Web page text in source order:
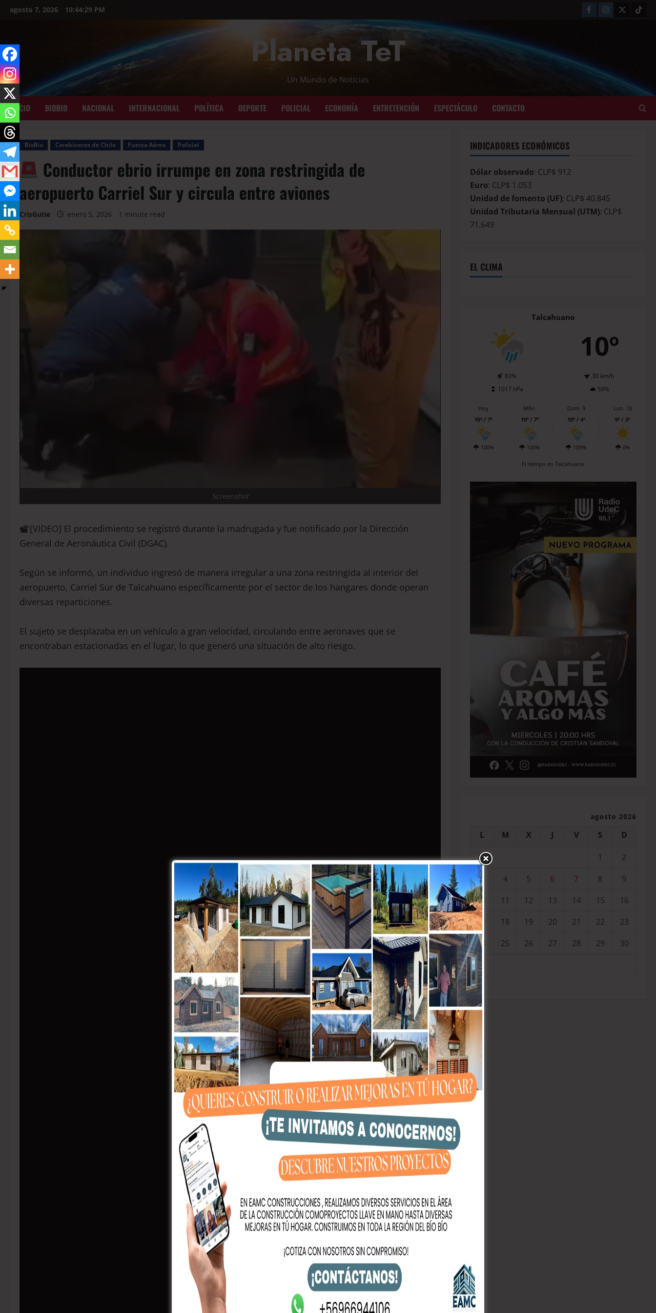
agosto 7, 2026 10:44:31 PM
Planeta TeT
Un Mundo de Noticias
INICIO BIOBIO NACIONAL INTERNACIONAL POLÍTICA DEPORTE POLICIAL ECONOMÍA ENTRETENCIÓN ESPECTÁCULO CONTACTO
BioBio Carabineros de Chile Fuerza Aérea Policial
Conductor ebrio irrumpe en zona restringida de
aeropuerto Carriel Sur y circula entre aviones
CrisGutie enero 5, 2026 1 minute read
Screenshot
[VIDEO] El procedimiento se registró durante la madrugada y fue notificado por la Dirección
General de Aeronáutica Civil (DGAC).
Según se informó, un individuo ingresó de manera irregular a una zona restringida al interior del
aeropuerto, Carriel Sur de Talcahuano específicamente por el sector de los hangares donde operan
diversas reparticiones.
El sujeto se desplazaba en un vehículo a gran velocidad, circulando entre aeronaves que se
encontraban estacionadas en el lugar, lo que generó una situación de alto riesgo.
INDICADORES ECONÓMICOS
Dólar observado: CLP$ 912
Euro: CLP$ 1.053
Unidad de fomento (UF): CLP$ 40.845
Unidad Tributaria Mensual (UTM): CLP$
71.649
EL CLIMA
Talcahuano
10º
83%
30 km/h
1017 hPa
59%
Hoy
10º / 7º
100%
Mñn.
10º / 7º
100%
Dom. 9
10º / 4º
100%
Lun. 10
9º / 3º
0%
El tiempo en Talcahuano
agosto 2026
L M X J V S D
1
2
3
4 5 6 7 8
9
10
11 12 13 14 15
16
17
18 19 20 21 22
23
24
25 26 27 28 29
30
31
« Jul